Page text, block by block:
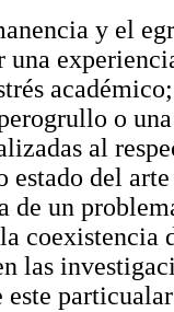
y el
una
o
al
estado del
de un
coexistencia
las
este